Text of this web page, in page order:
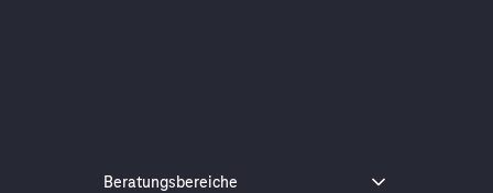
Beratungsbereiche